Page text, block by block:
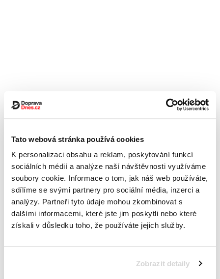
Tato webová stránka používá cookies
K personalizaci obsahu a reklam, poskytování funkcí
sociálních médií a analýze naší návštěvnosti využíváme
soubory cookie. Informace o tom, jak náš web používáte,
sdílíme se svými partnery pro sociální média, inzerci a
analýzy. Partneři tyto údaje mohou zkombinovat s
dalšími informacemi, které jste jim poskytli nebo které
získali v důsledku toho, že používáte jejich služby.
Zobrazit detaily